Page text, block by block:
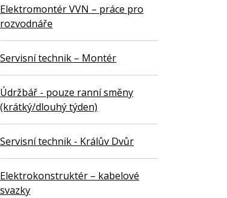
Elektromontér VVN – práce pro
rozvodnáře
Servisní technik – Montér
Údržbář - pouze ranní směny
(krátký/dlouhý týden)
Servisní technik - Králův Dvůr
Elektrokonstruktér – kabelové
svazky